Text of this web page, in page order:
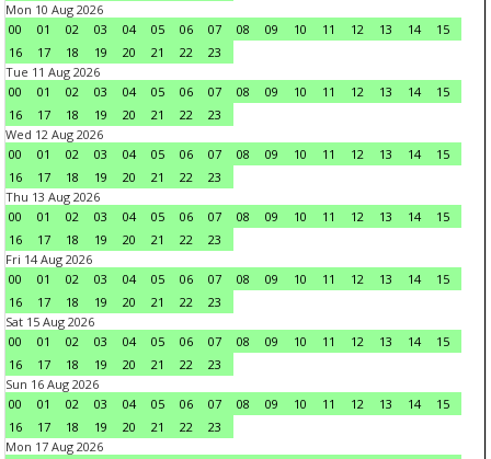
Mon 10 Aug 2026
00
01 02 03 04 05 06 07 08 09 10 11 12 13 14
15
16
17 18 19 20 21 22
23
Tue 11 Aug 2026
00
01 02 03 04 05 06 07 08 09 10 11 12 13 14
15
16
17 18 19 20 21 22
23
Wed 12 Aug 2026
00
01 02 03 04 05 06 07 08 09 10 11 12 13 14
15
16
17 18 19 20 21 22
23
Thu 13 Aug 2026
00
01 02 03 04 05 06 07 08 09 10 11 12 13 14
15
16
17 18 19 20 21 22
23
Fri 14 Aug 2026
00
01 02 03 04 05 06 07 08 09 10 11 12 13 14
15
16
17 18 19 20 21 22
23
Sat 15 Aug 2026
00
01 02 03 04 05 06 07 08 09 10 11 12 13 14
15
16
17 18 19 20 21 22
23
Sun 16 Aug 2026
00
01 02 03 04 05 06 07 08 09 10 11 12 13 14
15
16
17 18 19 20 21 22
23
Mon 17 Aug 2026